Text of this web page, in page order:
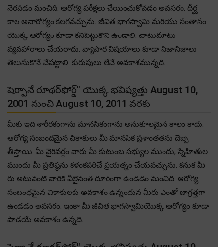
నెరపడం మంచిది. ఆరోగ్య పరీక్షలు చేయించుకోవడం అవసరం. దీర్ఘ
కాల అనారోగ్యం కలగవచ్చును. జీవిత భాగస్వామి మరియు సంతానం
యొక్క ఆరోగ్యం కూడా కనిపెట్టుకొని ఉండాలి. చాటుమాటు
వ్యవహారాలు చేయరాదు. వ్యాపార విషయాలు కూడా నిజానిజాలు
తెలుసుకొనే చేపట్టాలి. కురుపులు లేచే అవకాశమున్నది.
షెర్ఫానే రూథర్‌ఫోర్డ్" యొక్క భవిష్యత్తు August 10,
2001 నుంచి August 10, 2011 వరకు
మీకు ఇది శారీరకంగాను మానసికంగాను అనుకూలమైన కాలం కాదు.
ఆరోగ్య సంబంధమైన చికాకులు మీ మానసిక ప్రశాంతతను దెబ్బ
తీస్తాయి. మీ వైరివర్గం వారు మీ కుటుంబ సభ్యుల ముందు, స్నేహితుల
ముందు మీ ప్రతిష్ఠను కళంకపరిచే ప్రయత్నం చేయవచ్చును. కనుక మీ
రు అటువంటి వారికి వీలైనంత దూరంగా ఉండడం మంచిది. ఆరోగ్య
సంబంధమైన చికాకులకు అవకాశం ఉన్నందున మీరు ఎంతో జాగ్రత్తగా
ఉండడం అవసరం. ఇంకా మీ జీవిత భాగస్వామియొక్క ఆరోగ్యం కూడా
పాడయే అవకాశం ఉన్నది.